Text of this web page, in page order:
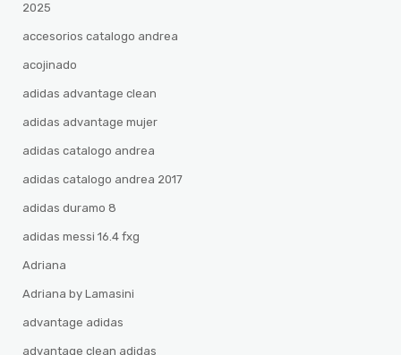
2025
accesorios catalogo andrea
acojinado
adidas advantage clean
adidas advantage mujer
adidas catalogo andrea
adidas catalogo andrea 2017
adidas duramo 8
adidas messi 16.4 fxg
Adriana
Adriana by Lamasini
advantage adidas
advantage clean adidas